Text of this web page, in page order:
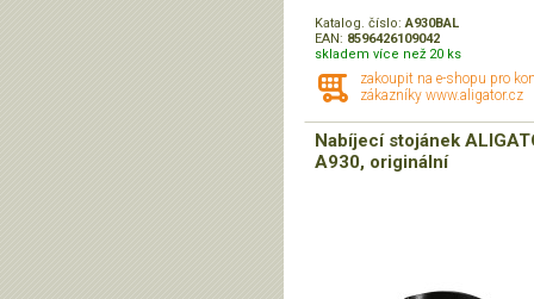
Katalog. číslo:A930BAL
EAN: 8596426109042
skladem více než 20 ks
zakoupit na e-shopu pro
zákazníky www.aligator.cz
Nabíjecí stojánek
A930, originální